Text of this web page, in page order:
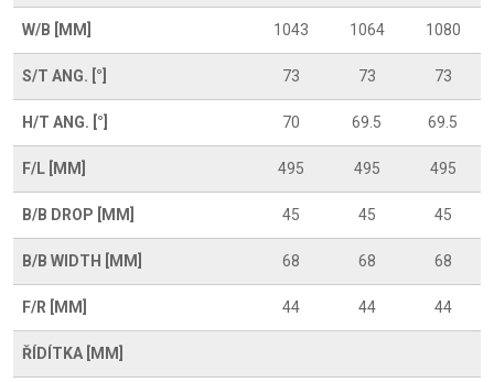
W/B [MM] 1043 1064 1080
S/T ANG. [°] 73 73 73
H/T ANG. [°] 70 69.5 69.5
F/L [MM] 495 495 495
B/B DROP [MM] 45 45 45
B/B WIDTH [MM] 68 68 68
F/R [MM] 44 44 44
ŘÍDÍTKA [MM]